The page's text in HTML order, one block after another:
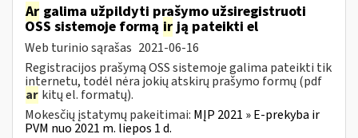
Ar galima užpildyti prašymo užsiregistruoti
OSS sistemoje formą irją pateikti el
Web turinio sąrašas 2021-06-16
Registracijos prašymą OSS sistemoje galima pateikti tik
internetu, todėl nėra jokių atskirų prašymo formų (pdf
ar kitų el. formatų).
Mokesčių įstatymų pakeitimai: MĮP 2021 » E-prekyba ir
PVM nuo 2021 m. liepos 1 d.